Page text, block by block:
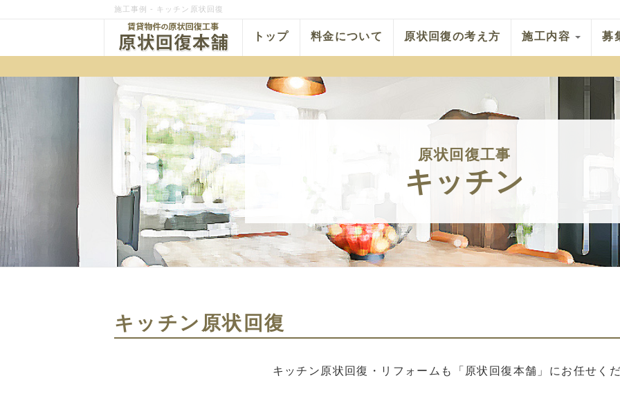
施工事例 - キッチン原状回復
トップ 料金について 原状回復の考え方 施工内容 募
原状回復工事
キッチン
キッチン原状回復
キッチン原状回復・リフォームも「原状回復本舗」にお任せく